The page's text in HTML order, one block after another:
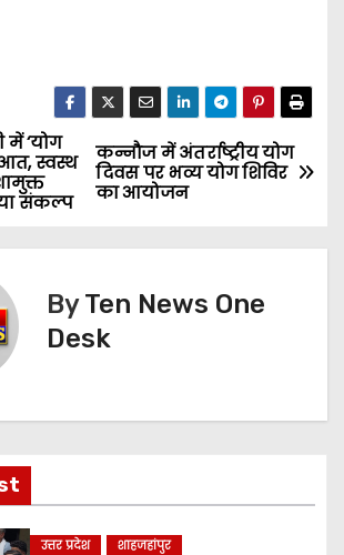
कन्नौज में अंतर्राष्ट्रीय योग
दिवस पर भव्य योग शिविर
का आयोजन
में ‘योग
स्वस्थ
संकल्प
ByTen News One
Desk
उत्तर प्रदेश शाहजहांपुर